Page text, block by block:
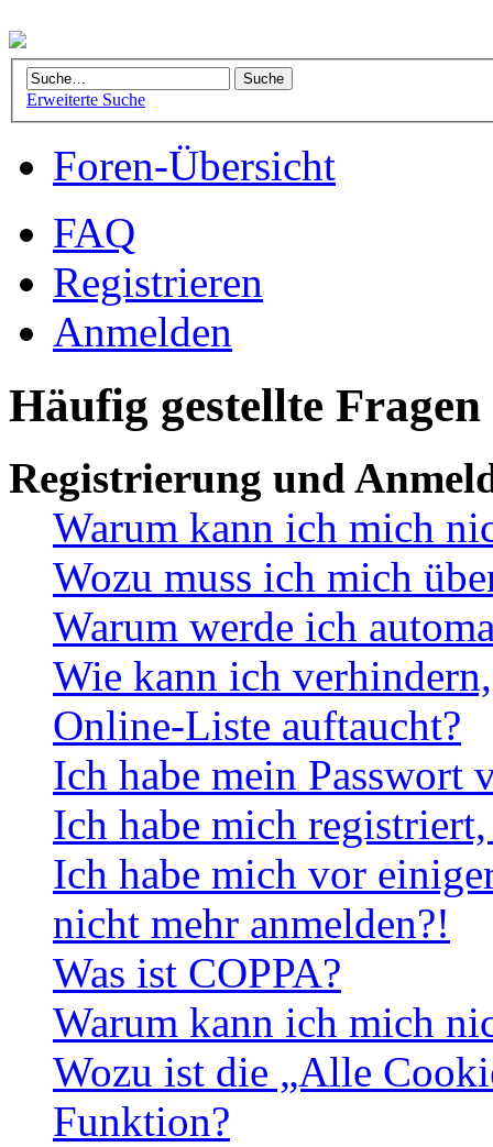
Erweiterte Suche
Foren-Übersicht
FAQ
Registrieren
Anmelden
Häufig gestellte Fragen
Registrierung und
Warum kann ich mich
Wozu muss ich mich
Warum werde ich
Wie kann ich
Online-Liste auftaucht?
Ich habe mein Passwort
Ich habe mich
Ich habe mich vor
nicht mehr anmelden?!
Was ist COPPA?
Warum kann ich mich
Wozu ist die „Alle
Funktion?